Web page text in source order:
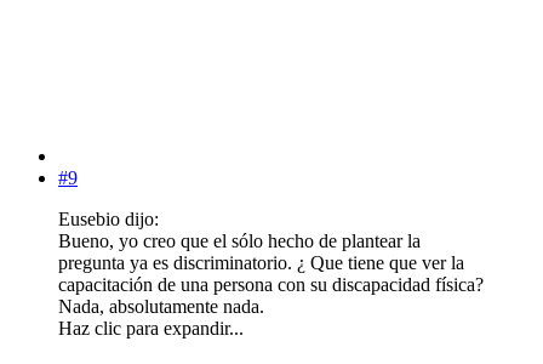
#9
Eusebio dijo:
Bueno, yo creo que el sólo hecho de plantear la
pregunta ya es discriminatorio. ¿ Que tiene que ver la
capacitación de una persona con su discapacidad física?
Nada, absolutamente nada.
Haz clic para expandir...